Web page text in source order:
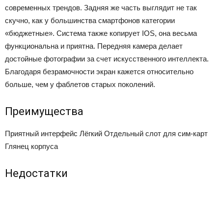
современных трендов. Задняя же часть выглядит не так
скучно, как у большинства смартфонов категории
«бюджетные». Система также копирует IOS, она весьма
функциональна и приятна. Передняя камера делает
достойные фотографии за счет искусственного интеллекта.
Благодаря безрамочности экран кажется относительно
больше, чем у фаблетов старых поколений.
Преимущества
Приятный интерфейс Лёгкий Отдельный слот для сим-карт
Глянец корпуса
Недостатки